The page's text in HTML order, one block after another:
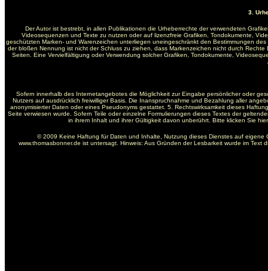
3.
Der Autor ist bestrebt, in allen Publikationen die Urheberrechte der verwendeten
Videosequenzen und Texte zu nutzen oder auf lizenzfreie Grafiken, Tondokumente,
geschützten Marken- und Warenzeichen unterliegen uneingeschränkt den Bestimmungen
der bloßen Nennung ist nicht der Schluss zu ziehen, dass Markenzeichen nicht durch
Seiten. Eine Vervielfältigung oder Verwendung solcher Grafiken, Tondokumente,
Sofern innerhalb des Internetangebotes die Möglichkeit zur Eingabe persönlicher oder
Nutzers auf ausdrücklich freiwilliger Basis. Die Inanspruchnahme und Bezahlung aller
anonymisierter Daten oder eines Pseudonyms gestattet. 5. Rechtswirksamkeit dieses
Seite verwiesen wurde. Sofern Teile oder einzelne Formulierungen dieses Textes der
in ihrem Inhalt und ihrer Gültigkeit davon unberührt. Bitte klicken Sie
© 2009 Keine Haftung für Daten und Inhalte, Nutzung dieses Dienstes auf
www.thomasbonner.de ist untersagt. Hinweis: Aus Gründen der Lesbarkeit wurde im